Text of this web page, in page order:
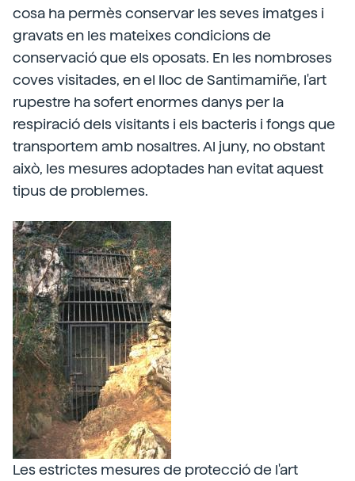
cosa ha permès conservar les seves imatges i
gravats en les mateixes condicions de
conservació que els oposats. En les nombroses
coves visitades, en el lloc de Santimamiñe, l'art
rupestre ha sofert enormes danys per la
respiració dels visitants i els bacteris i fongs que
transportem amb nosaltres. Al juny, no obstant
això, les mesures adoptades han evitat aquest
tipus de problemes.
Les estrictes mesures de protecció de l'art